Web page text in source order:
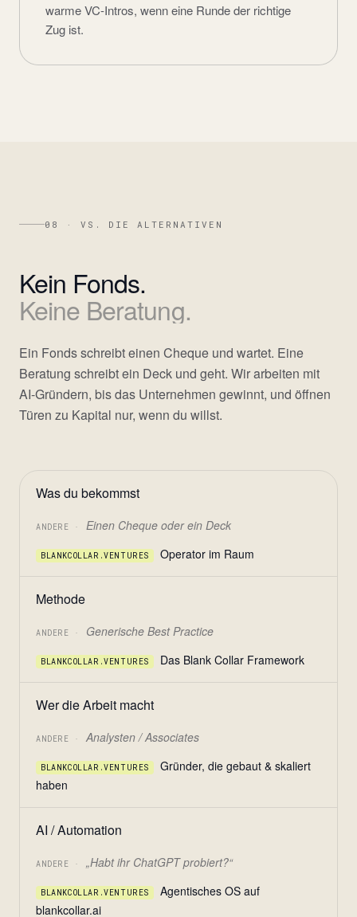
warme VC-Intros, wenn eine Runde der richtige
Zug ist.
08 · VS. DIE ALTERNATIVEN
Kein Fonds.
Keine Beratung.
Ein Fonds schreibt einen Cheque und wartet. Eine
Beratung schreibt ein Deck und geht. Wir arbeiten mit
AI-Gründern, bis das Unternehmen gewinnt, und öffnen
Türen zu Kapital nur, wenn du willst.
Was du bekommst
ANDERE · Einen Cheque oder ein Deck
BLANKCOLLAR.VENTURES Operator im Raum
Methode
ANDERE · Generische Best Practice
BLANKCOLLAR.VENTURES Das Blank Collar Framework
Wer die Arbeit macht
ANDERE · Analysten / Associates
BLANKCOLLAR.VENTURES
Gründer, die gebaut & skaliert
haben
AI / Automation
ANDERE · „Habt ihr ChatGPT probiert?“
BLANKCOLLAR.VENTURES
Agentisches OS auf
blankcollar.ai